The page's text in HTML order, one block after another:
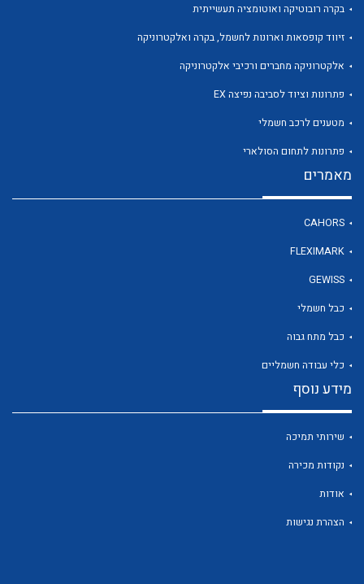
בקרה רובוטיקה ואוטומציה תעשייתית
זיווד קופסאות וארונות לחשמל, בקרה ואלקטרוניקה
אלקטרוניקה מחברים ורכיבי אלקטרוניקה
פתרונות וציוד לסביבה נפיצה EX
מטענים לרכב חשמלי
פתרונות לתחום הסולארי
מאמרים
CAHORS
FLEXIMARK
GEWISS
כבל חשמלי
כבל מתח גבוה
כלי עבודה חשמליים
מידע נוסף
שירותי תמיכה
נקודות מכירה
אודות
הצהרת נגישות